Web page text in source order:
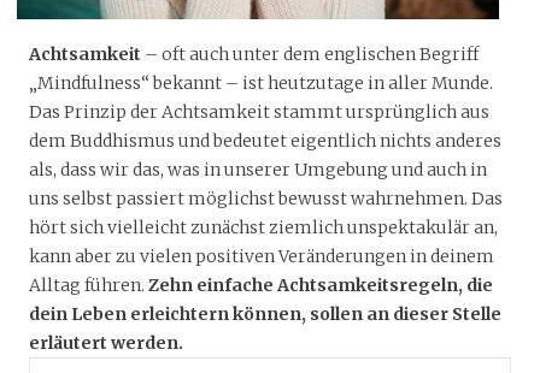
Achtsamkeit – oft auch unter dem englischen Begriff
„Mindfulness“ bekannt – ist heutzutage in aller Munde.
Das Prinzip der Achtsamkeit stammt ursprünglich aus
dem Buddhismus und bedeutet eigentlich nichts anderes
als, dass wir das, was in unserer Umgebung und auch in
uns selbst passiert möglichst bewusst wahrnehmen. Das
hört sich vielleicht zunächst ziemlich unspektakulär an,
kann aber zu vielen positiven Veränderungen in deinem
Alltag führen. Zehn einfache Achtsamkeitsregeln, die
dein Leben erleichtern können, sollen an dieser Stelle
erläutert werden.